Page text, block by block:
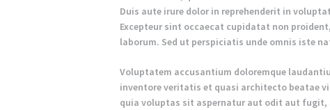
Duis aute irure dolor in reprehenderit in
Excepteur sint occaecat cupidatat non
laborum. Sed ut perspiciatis unde omnis iste
Voluptatem accusantium doloremque
inventore veritatis et quasi architecto beatae
quia voluptas sit aspernatur aut odit aut fugit,